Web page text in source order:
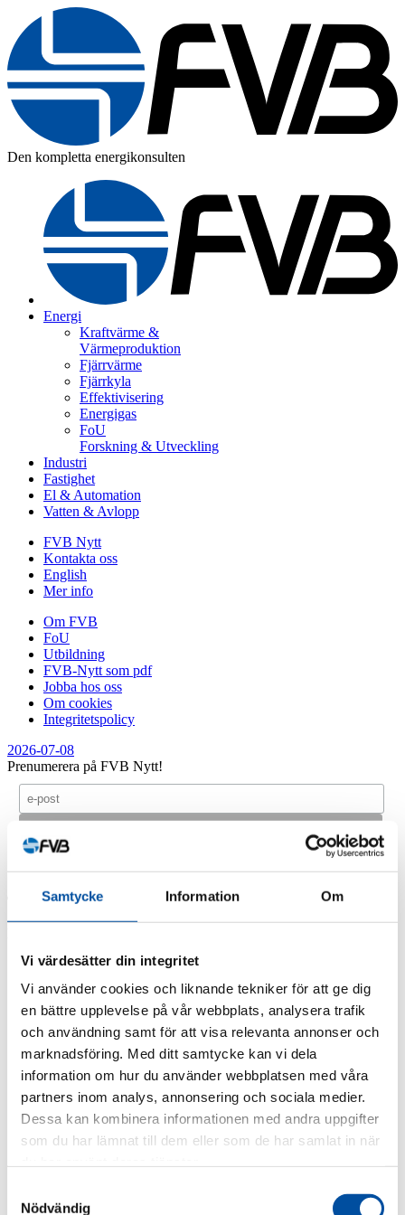
Samtycke Information Om
Vi värdesätter din integritet
Vi använder cookies och liknande tekniker för att ge dig
en bättre upplevelse på vår webbplats, analysera trafik
och användning samt för att visa relevanta annonser och
marknadsföring. Med ditt samtycke kan vi dela
information om hur du använder webbplatsen med våra
partners inom analys, annonsering och sociala medier.
Dessa kan kombinera informationen med andra uppgifter
som du har lämnat till dem eller som de har samlat in när
Nödvändig
Den kompletta energikonsulten
Energi
Kraftvärme &
Värmeproduktion
Fjärrvärme
Fjärrkyla
Effektivisering
Energigas
FoU
Forskning & Utveckling
Industri
Fastighet
El & Automation
Vatten & Avlopp
FVB Nytt
Kontakta oss
English
Mer info
Om FVB
FoU
Utbildning
FVB-Nytt som pdf
Jobba hos oss
Om cookies
Integritetspolicy
2026-07-08
Prenumerera på FVB Nytt!
FVB-Nytt nr 58
FVB-Nytt nr 57
FVB-Nytt nr 55
FVB-Nytt nr 54
FVB-Nytt nr 53
FVB-Nytt nr 52
FVB-Nytt nr 51
FVB-Nytt nr 50
FVB-Nytt nr 49
FVB-Nytt nr 47
FVB-Nytt nr 46